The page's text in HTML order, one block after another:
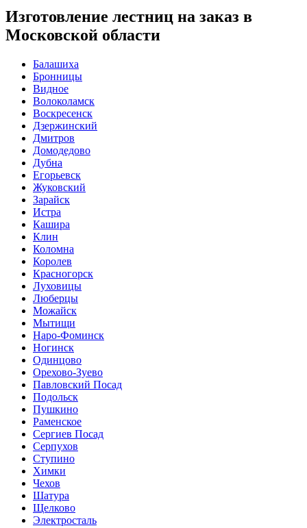
Изготовление лестниц на заказ в
Московской области
Балашиха
Бронницы
Видное
Волоколамск
Воскресенск
Дзержинский
Дмитров
Домодедово
Дубна
Егорьевск
Жуковский
Зарайск
Истра
Кашира
Клин
Коломна
Королев
Красногорск
Луховицы
Люберцы
Можайск
Мытищи
Наро-Фоминск
Ногинск
Одинцово
Орехово-Зуево
Павловский Посад
Подольск
Пушкино
Раменское
Сергиев Посад
Серпухов
Ступино
Химки
Чехов
Шатура
Щелково
Электросталь